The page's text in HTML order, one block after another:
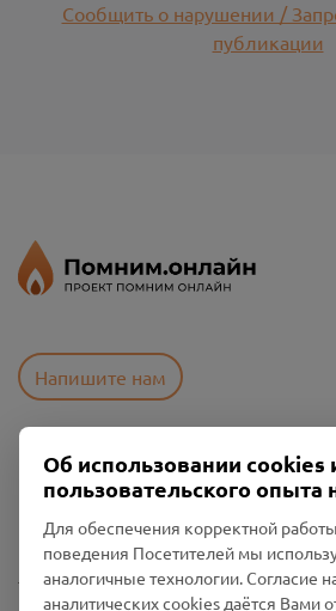
Сообщить о нарушении /
публикации
Напишите нам
Пользовательское соглашение
Политика конфиденциальности
Промо-материалы
Настройки cookies
Об использовании cookies
пользовательского опыта
Для обеспечения корректной
поведения Посетителей мы
аналогичные технологии. Согласие
аналитических cookies даётся Вами